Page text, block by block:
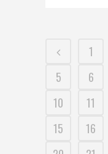
1
5
6
10
11
15
16